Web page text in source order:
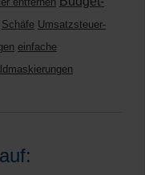
Schäfe Umsatzsteuer-
einfache